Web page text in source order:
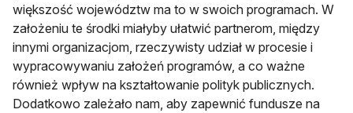
większość województw ma to w swoich programach. W
założeniu te środki miałyby ułatwić partnerom, między
innymi organizacjom, rzeczywisty udział w procesie i
wypracowywaniu założeń programów, a co ważne
również wpływ na kształtowanie polityk publicznych.
Dodatkowo zależało nam, aby zapewnić fundusze na